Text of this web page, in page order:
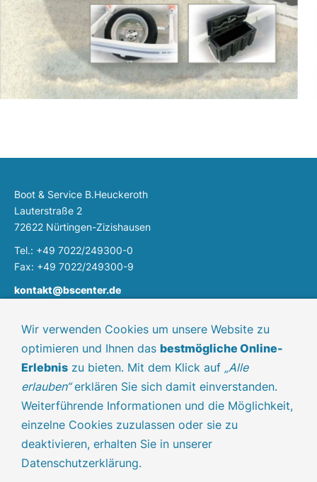
Boot & Service B.Heuckeroth
Lauterstraße 2
72622 Nürtingen-Zizishausen
Tel.: +49 7022/249300-0
Fax: +49 7022/249300-9
kontakt@bscenter.de
Montag und Mittwoch / 09.00 - 12.00 Uhr
Dienstag, Donnerstag und Freitag / 09.00 - 12.00 & 14.30 -
18.00 Uhr
Samstag/ 10.00 - 12.00 Uhr (1. und 3. im Monat)
Wir verwenden Cookies um unsere Website zu
optimieren und Ihnen das bestmögliche Online-
Erlebnis zu bieten. Mit dem Klick auf „Alle
erlauben“erklären Sie sich damit einverstanden.
Weiterführende Informationen und die Möglichkeit,
einzelne Cookies zuzulassen oder sie zu
deaktivieren, erhalten Sie in unserer
Datenschutzerklärung.